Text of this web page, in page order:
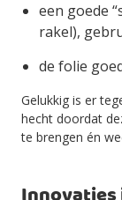
een goede
rakel),
de folie
Gelukkig is er
hecht doordat
te brengen én